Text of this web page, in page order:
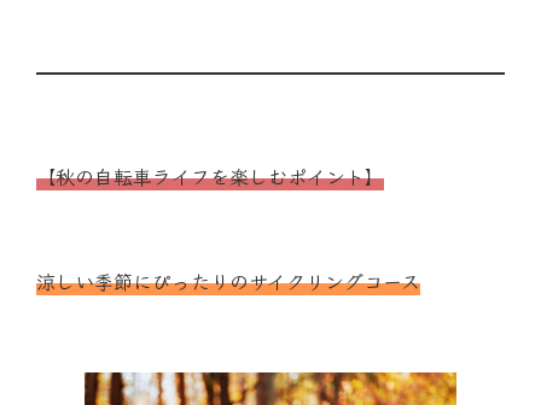
【秋の自転車ライフを楽しむポイント】
涼しい季節にぴったりのサイクリングコース